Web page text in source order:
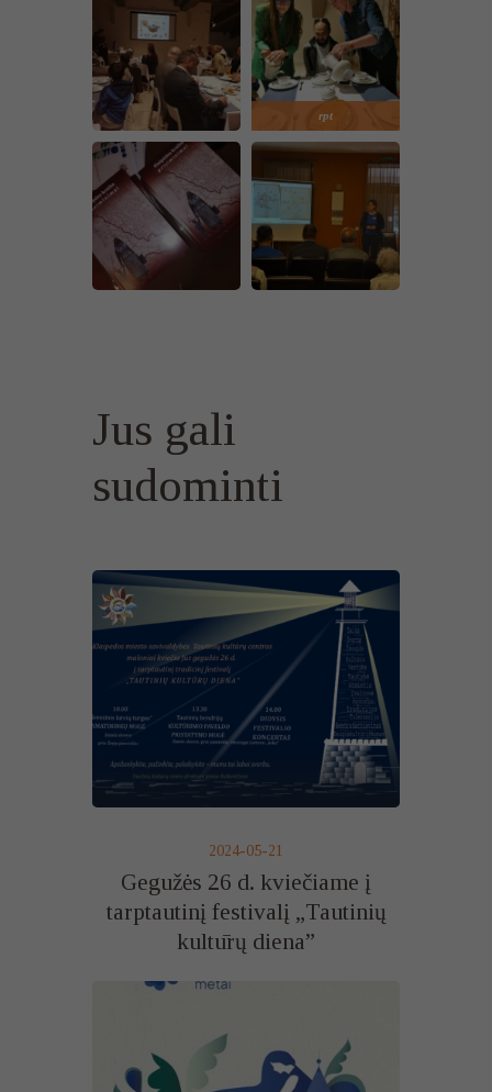
rpt
Jus gali
sudominti
2024-05-21
Gegužės 26 d. kviečiame į
tarptautinį festivalį „Tautinių
kultūrų diena”